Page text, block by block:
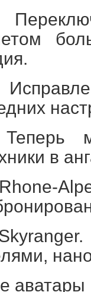
в
аватары